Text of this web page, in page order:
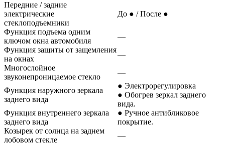
Передние / задние
электрические
стеклоподъемники
До ● / После ●
Функция подъема одним
ключом окна автомобиля
—
Функция защиты от защемления
на окнах
—
Многослойное
звуконепроницаемое стекло
—
Функция наружного зеркала
заднего вида
● Электрорегулировка
● Обогрев зеркал заднего
вида.
Функция внутреннего зеркала
заднего вида
● Ручное антибликовое
покрытие.
Козырек от солнца на заднем
лобовом стекле
—